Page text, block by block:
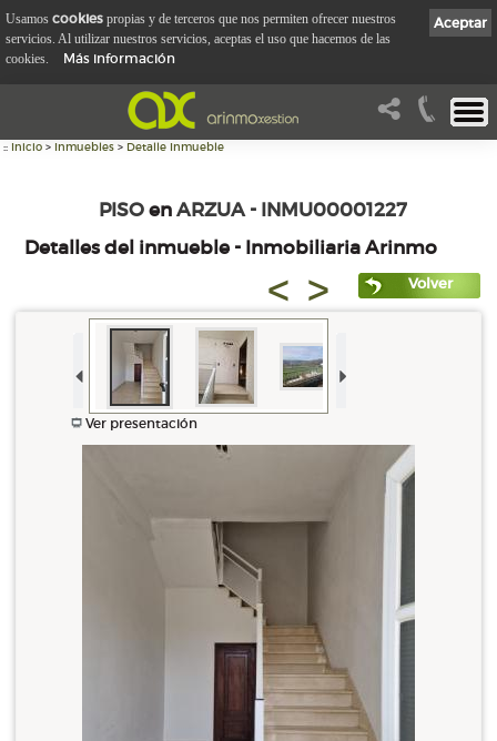
:: Inicio > Inmuebles > Detalle Inmueble
PISOenARZUA - INMU00001227
Detalles del inmueble - Inmobiliaria Arinmo
< > Volver
Ver presentación
Aceptar
Usamos cookies propias y de terceros que nos permiten ofrecer nuestros
servicios. Al utilizar nuestros servicios, aceptas el uso que hacemos de las
cookies.
Más información